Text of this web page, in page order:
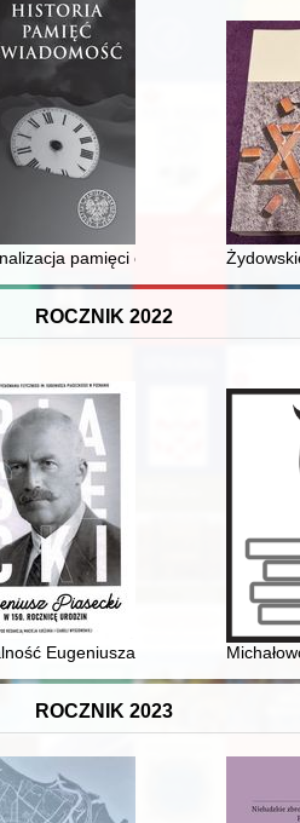
w latach 2011-2020 : w
pamięci o ofiarach Zagłady
ROCZNIK 2022
Uniwersytecie w Turynie
średniowieczu
Eugeniusza Piaseckiego we
ROCZNIK 2023